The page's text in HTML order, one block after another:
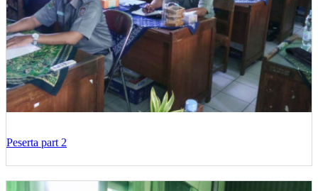
Peserta part 2